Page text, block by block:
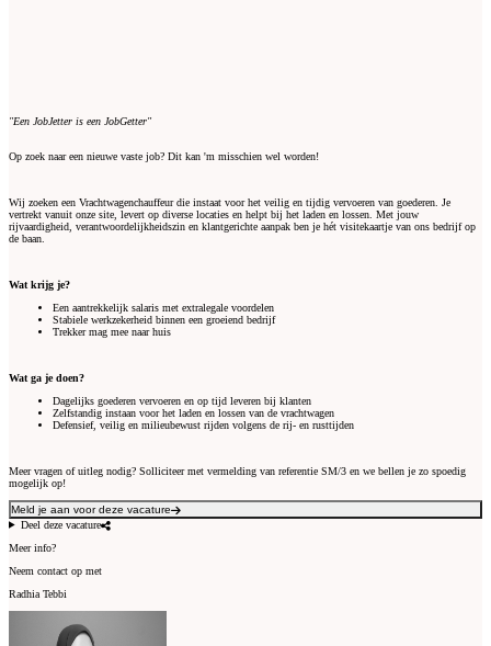
"Een JobJetter is een JobGetter"
Op zoek naar een nieuwe vaste job? Dit kan 'm misschien wel worden!
Wij zoeken een Vrachtwagenchauffeur die instaat voor het veilig en tijdig vervoeren van goederen. Je
vertrekt vanuit onze site, levert op diverse locaties en helpt bij het laden en lossen. Met jouw
rijvaardigheid, verantwoordelijkheidszin en klantgerichte aanpak ben je hét visitekaartje van ons bedrijf op
de baan.
Wat krijg je?
Een aantrekkelijk salaris met extralegale voordelen
Stabiele werkzekerheid binnen een groeiend bedrijf
Trekker mag mee naar huis
Wat ga je doen?
Dagelijks goederen vervoeren en op tijd leveren bij klanten
Zelfstandig instaan voor het laden en lossen van de vrachtwagen
Defensief, veilig en milieubewust rijden volgens de rij- en rusttijden
Meer vragen of uitleg nodig? Solliciteer met vermelding van referentie SM/3 en we bellen je zo spoedig
mogelijk op!
Meld je aan voor deze vacature
Deel deze vacature
Meer info?
Neem contact op met
Radhia Tebbi